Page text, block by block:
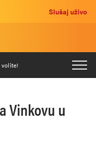
Slušaj uživo
volite!
Vinkovu u